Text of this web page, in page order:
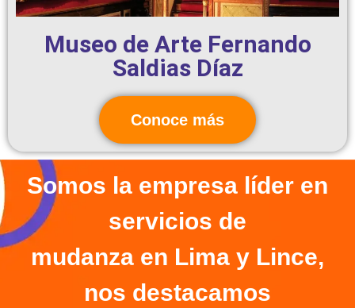
Museo de Arte Fernando
Saldias Díaz
Conoce más
Somos la empresa líder en
servicios de
mudanza en Lima y Lince,
nos destacamos